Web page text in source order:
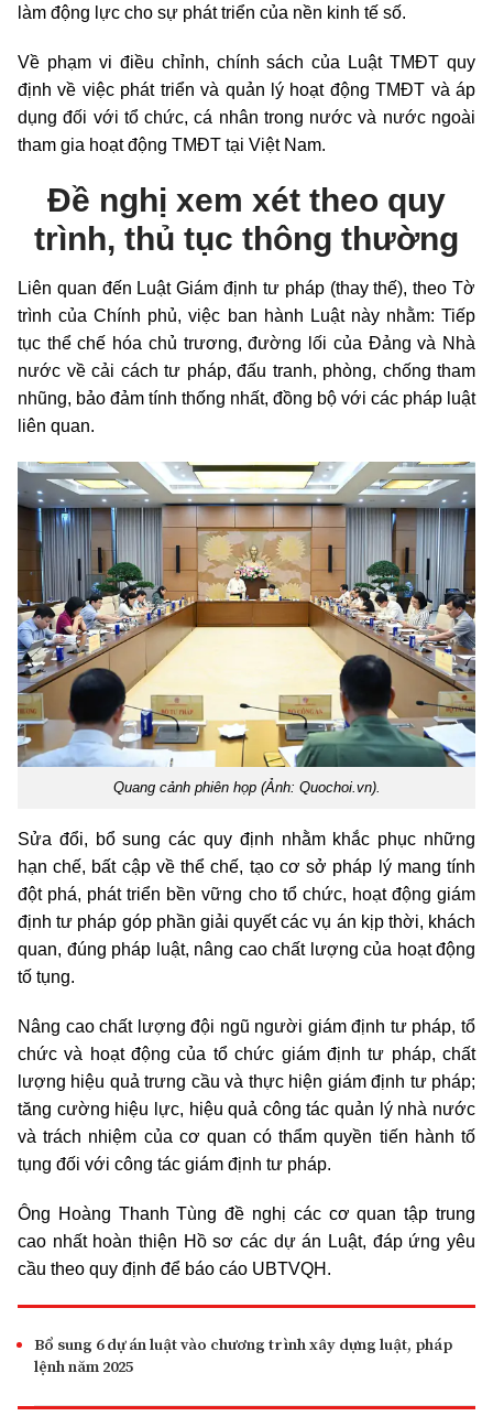
làm động lực cho sự phát triển của nền kinh tế số.
Về phạm vi điều chỉnh, chính sách của Luật TMĐT quy
định về việc phát triển và quản lý hoạt động TMĐT và áp
dụng đối với tổ chức, cá nhân trong nước và nước ngoài
tham gia hoạt động TMĐT tại Việt Nam.
Đề nghị xem xét theo quy
trình, thủ tục thông thường
Liên quan đến Luật Giám định tư pháp (thay thế), theo Tờ
trình của Chính phủ, việc ban hành Luật này nhằm: Tiếp
tục thể chế hóa chủ trương, đường lối của Đảng và Nhà
nước về cải cách tư pháp, đấu tranh, phòng, chống tham
nhũng, bảo đảm tính thống nhất, đồng bộ với các pháp luật
liên quan.
Quang cảnh phiên họp (Ảnh: Quochoi.vn).
Sửa đổi, bổ sung các quy định nhằm khắc phục những
hạn chế, bất cập về thể chế, tạo cơ sở pháp lý mang tính
đột phá, phát triển bền vững cho tổ chức, hoạt động giám
định tư pháp góp phần giải quyết các vụ án kịp thời, khách
quan, đúng pháp luật, nâng cao chất lượng của hoạt động
tố tụng.
Nâng cao chất lượng đội ngũ người giám định tư pháp, tổ
chức và hoạt động của tổ chức giám định tư pháp, chất
lượng hiệu quả trưng cầu và thực hiện giám định tư pháp;
tăng cường hiệu lực, hiệu quả công tác quản lý nhà nước
và trách nhiệm của cơ quan có thẩm quyền tiến hành tố
tụng đối với công tác giám định tư pháp.
Ông Hoàng Thanh Tùng đề nghị các cơ quan tập trung
cao nhất hoàn thiện Hồ sơ các dự án Luật, đáp ứng yêu
cầu theo quy định để báo cáo UBTVQH.
Bổ sung 6 dự án luật vào chương trình xây dựng luật, pháp
lệnh năm 2025